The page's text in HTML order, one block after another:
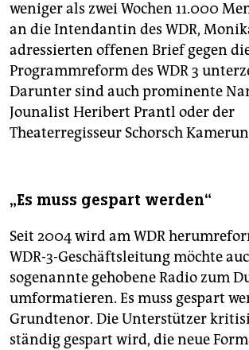
weniger als zwei Wochen 11.000
an die Intendantin des WDR,
adressierten offenen Brief gegen
Programmreform des WDR 3
Darunter sind auch prominente
Jounalist Heribert Prantl oder der
Theaterregisseur Schorsch
„Es muss gespart werden“
Seit 2004 wird am WDR
WDR-3-Geschäftsleitung möchte
sogenannte gehobene Radio zum
umformatieren. Es muss gespart
Grundtenor. Die Unterstützer
ständig gespart wird, die neue